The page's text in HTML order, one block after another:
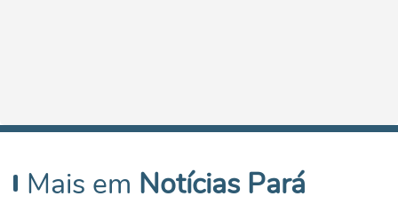
Mais em Notícias Pará